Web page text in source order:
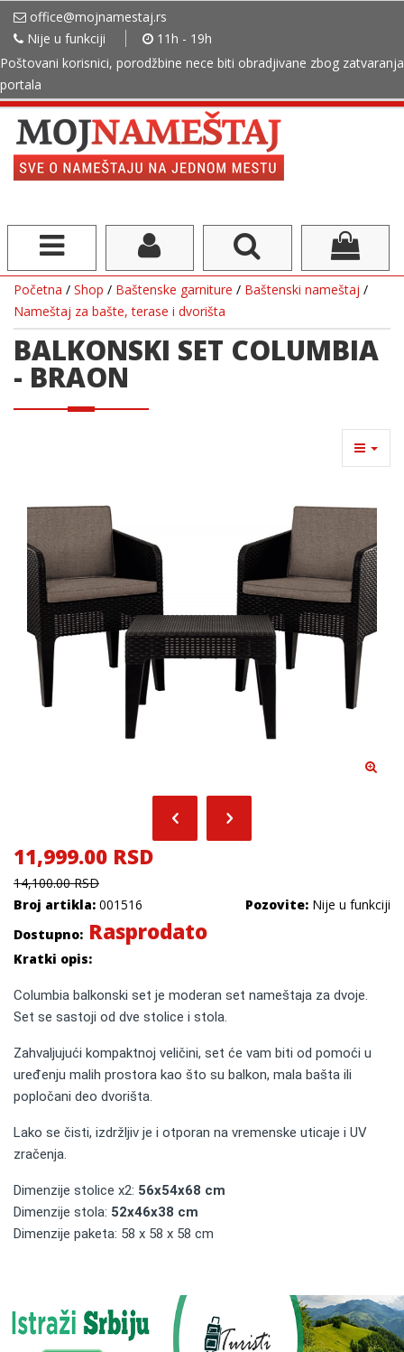
office@mojnamestaj.rs
Nije u funkciji
11h - 19h
Poštovani korisnici, porodžbine nece biti obradjivane zbog zatvaranja
portala
Početna / Shop / Baštenske garniture / Baštenski nameštaj /
Nameštaj za bašte, terase i dvorišta
BALKONSKI SET COLUMBIA
- BRAON
11,999.00 RSD
14,100.00 RSD
Broj artikla: 001516 Pozovite: Nije u funkciji
Dostupno: Rasprodato
Kratki opis:
Columbia balkonski set je moderan set nameštaja za dvoje.
Set se sastoji od dve stolice i stola.
Zahvaljujući kompaktnoj veličini, set će vam biti od pomoći u
uređenju malih prostora kao što su balkon, mala bašta ili
popločani deo dvorišta.
Lako se čisti, izdržljiv je i otporan na vremenske uticaje i UV
zračenja.
Dimenzije stolice x2: 56x54x68 cm
Dimenzije stola: 52x46x38 cm
Dimenzije paketa: 58 x 58 x 58 cm